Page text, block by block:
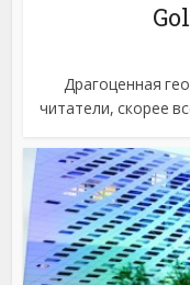
Драгоценная
читатели, скорее